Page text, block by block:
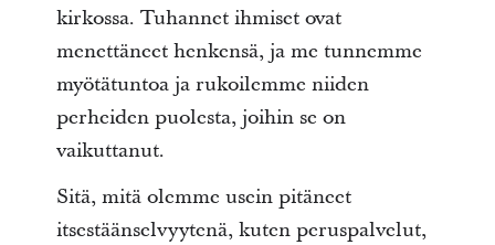
kirkossa. Tuhannet ihmiset ovat
menettäneet henkensä, ja me tunnemme
myötätuntoa ja rukoilemme niiden
perheiden puolesta, joihin se on
vaikuttanut.
Sitä, mitä olemme usein pitäneet
itsestäänselvyytenä, kuten peruspalvelut,